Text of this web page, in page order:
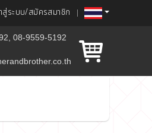
สู่ระบบ/สมัครสมาชิก
08-9559-5192